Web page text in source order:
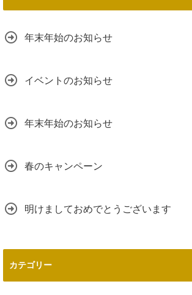
年末年始のお知らせ
イベントのお知らせ
年末年始のお知らせ
春のキャンペーン
明けましておめでとうございます
カテゴリー